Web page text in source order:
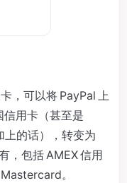
，可以将 PayPal 上
用卡（甚至是
的话），转变为
，包括 AMEX 信用
。